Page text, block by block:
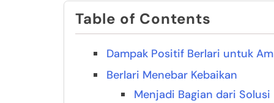
Table of Contents
Dampak Positif Berlari untuk
Berlari Menebar Kebaikan
Menjadi Bagian dari Solusi